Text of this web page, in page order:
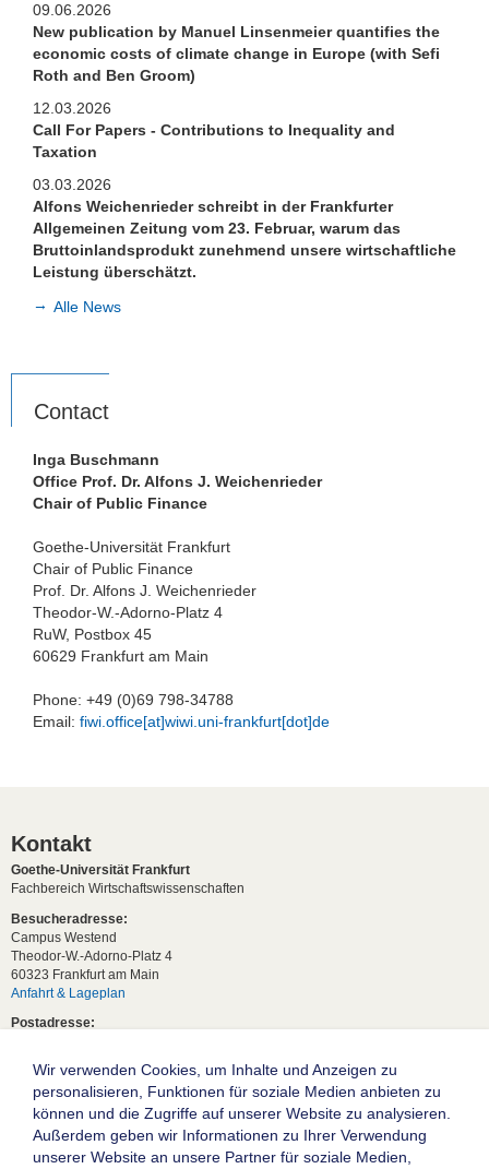
Dr. Vilen Lipatov
Dr. Frank Blasch
Dr. Enrico Boehme
Dr. Tina Klautke
Dr. Robert Kraemer
Dr. Christopher Mueller
Teaching
Bachelor and Master theses
Public Relations
Links
Historic Corporate Income Tax Rates
09.06.2026
New publication by Manuel Linsenmeier quantifies the
economic costs of climate change in Europe (with Sefi
Roth and Ben Groom)
12.03.2026
Call For Papers - Contributions to Inequality and
Taxation
03.03.2026
Alfons Weichenrieder schreibt in der Frankfurter
Allgemeinen Zeitung vom 23. Februar, warum das
Bruttoinlandsprodukt zunehmend unsere wirtschaftliche
Leistung überschätzt.
Alle News
Contact
Inga Buschmann
Office Prof. Dr. Alfons J. Weichenrieder
Chair of Public Finance
Goethe-Universität Frankfurt
Chair of Public Finance
Prof. Dr. Alfons J. Weichenrieder
Theodor-W.-Adorno-Platz 4
RuW, Postbox 45
60629 Frankfurt am Main
Phone: +49 (0)69 798-34788
Email: fiwi.office[at]wiwi.uni-frankfurt[dot]de
Kontakt
Goethe-Universität Frankfurt
Fachbereich Wirtschaftswissenschaften
Besucheradresse:
Campus Westend
Theodor-W.-Adorno-Platz 4
60323 Frankfurt am Main
Anfahrt & Lageplan
Postadresse:
Studentische Anfragen:
studium[at]wiwi.uni-frankfurt[dot]de
Allgemeine Anfragen:
dekanat02[at]wiwi.uni-frankfurt[dot]de
Wir verwenden Cookies, um Inhalte und Anzeigen zu
personalisieren, Funktionen für soziale Medien anbieten zu
können und die Zugriffe auf unserer Website zu analysieren.
Außerdem geben wir Informationen zu Ihrer Verwendung
unserer Website an unsere Partner für soziale Medien,